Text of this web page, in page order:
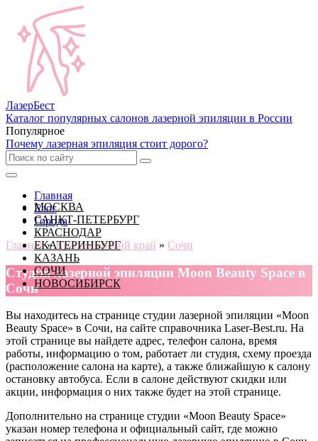
ЛазерБест
Каталог популярных салонов лазерной эпиляции в России
Популярное
Почему лазерная эпиляция стоит дорого?
МОСКВА
САНКТ-ПЕТЕРБУРГ
КРАСНОДАР
ЕКАТЕРИНБУРГ
КАЗАНЬ
СОЧИ
НОВОСИБИРСК
Главная
Блог
Города
Главная » Краснодарский край » Сочи
Cтудия лазерной эпиляции Moon Beauty Space в
Сочи
Вы находитесь на странице студии лазерной эпиляции «Moon
Beauty Space» в Сочи, на сайте справочника Laser-Best.ru. На
этой странице вы найдете адрес, телефон салона, время
работы, информацию о том, работает ли студия, схему проезда
(расположение салона на карте), а также ближайшую к салону
остановку автобуса. Если в салоне действуют скидки или
акции, информация о них также будет на этой странице.
Дополнительно на странице студии «Moon Beauty Space»
указан номер телефона и официальный сайт, где можно